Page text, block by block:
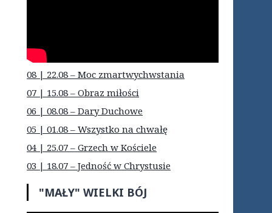
08 | 22.08 – Moc zmartwychwstania
07 | 15.08 – Obraz miłości
06 | 08.08 – Dary Duchowe
05 | 01.08 – Wszystko na chwałę
04 | 25.07 – Grzech w Kościele
03 | 18.07 – Jedność w Chrystusie
"MAŁY" WIELKI BÓJ